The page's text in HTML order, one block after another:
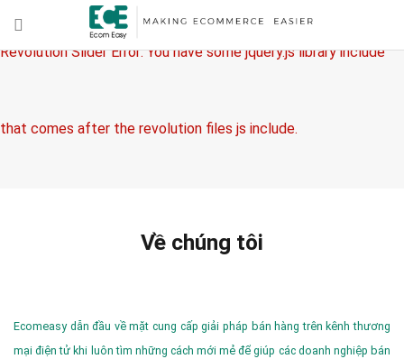
Revolution Slider Error: You have some jquery.js library include
that comes after the revolution files js include.
Về chúng tôi
Ecomeasy dẫn đầu về mặt cung cấp giải pháp bán hàng trên kênh thương
mại điện tử khi luôn tìm những cách mới mẻ để giúp các doanh nghiệp bán